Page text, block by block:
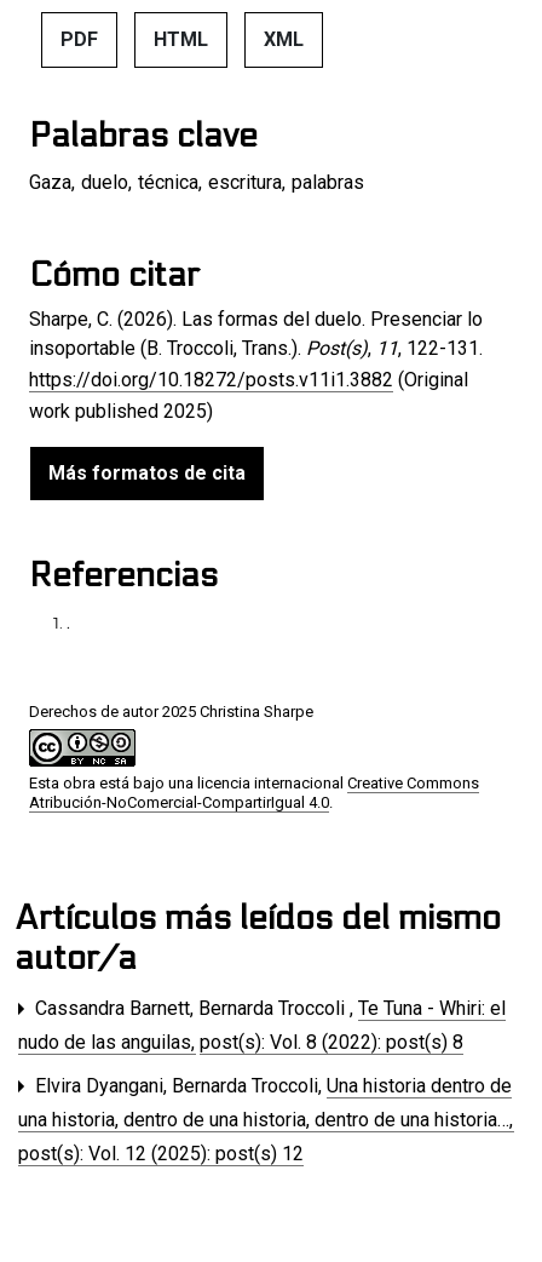
Palabras clave
Gaza, duelo, técnica, escritura, palabras
Derechos de autor 2025 Christina Sharpe
Esta obra está bajo una licencia internacional Creative Commons
Atribución-NoComercial-CompartirIgual 4.0
Cómo citar
Sharpe, C. (2026). Las formas del duelo. Presenciar lo
insoportable (B. Troccoli, Trans.). Post(s), 11, 122-131.
https://doi.org/10.18272/posts.v11i1.3882 (Original
work published 2025)
Más formatos de cita
PDF HTML XML
Referencias
.
Artículos más leídos del mismo
autor/a
Cassandra Barnett, Bernarda Troccoli , Te Tuna - Whiri: el
nudo de las anguilas, post(s): Vol. 8 (2022): post(s) 8
Elvira Dyangani, Bernarda Troccoli, Una historia dentro de
una historia, dentro de una historia, dentro de una historia…,
post(s): Vol. 12 (2025): post(s) 12